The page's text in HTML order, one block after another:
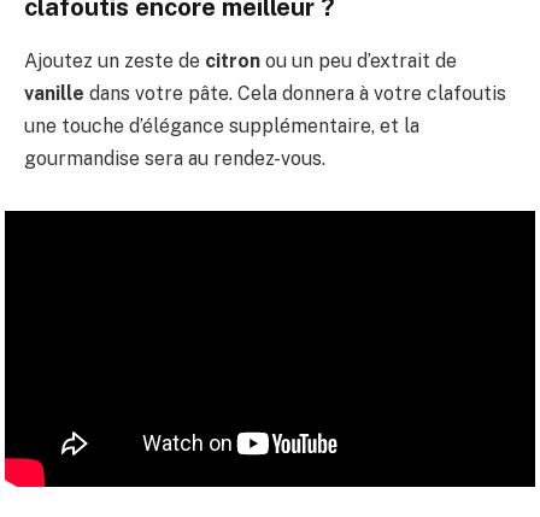
clafoutis encore meilleur ?
Ajoutez un zeste de citron ou un peu d’extrait de
vanille dans votre pâte. Cela donnera à votre clafoutis
une touche d’élégance supplémentaire, et la
gourmandise sera au rendez-vous.